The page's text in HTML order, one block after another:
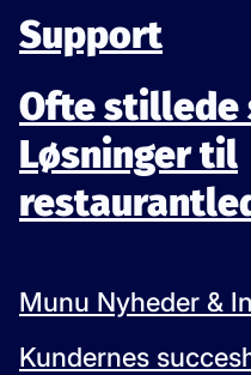
Support
Ofte stillede
Løsninger til
Munu Nyheder &
Kundernes